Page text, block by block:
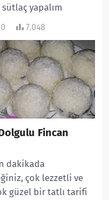
yapalım
7.048
Fincan
dakikada
çok lezzetli ve
güzel bir tatlı tarifi